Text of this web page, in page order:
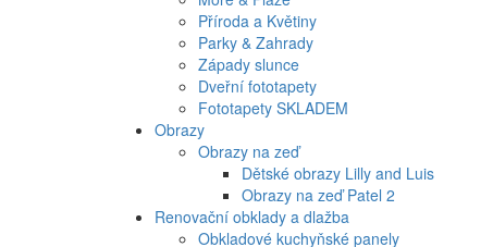
Příroda a Květiny
Parky & Zahrady
Západy slunce
Dveřní fototapety
Fototapety SKLADEM
Obrazy
Obrazy na zeď
Dětské obrazy Lilly and Luis
Obrazy na zeď Patel 2
Renovační obklady a dlažba
Obkladové kuchyňské panely